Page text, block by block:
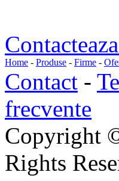
Home - Produse - Firme -
Contact -
frecvente
Copyright
Rights